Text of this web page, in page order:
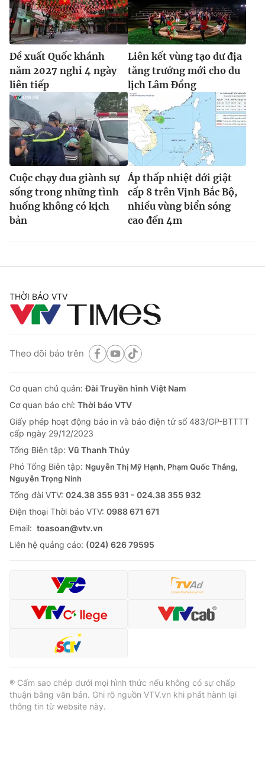
Đề xuất Quốc khánh
năm 2027 nghỉ 4 ngày
liên tiếp
Liên kết vùng tạo dư địa
tăng trưởng mới cho du
lịch Lâm Đồng
Cuộc chạy đua giành sự
sống trong những tình
huống không có kịch
bản
Áp thấp nhiệt đới giật
cấp 8 trên Vịnh Bắc Bộ,
nhiều vùng biển sóng
cao đến 4m
THỜI BÁO VTV
Theo dõi báo trên
Cơ quan chủ quản:Đài Truyền hình Việt Nam
Cơ quan báo chí: Thời báo VTV
Giấy phép hoạt động báo in và báo điện tử số 483/GP-BTTTT
cấp ngày 29/12/2023
Tổng Biên tập: Vũ Thanh Thủy
Phó Tổng Biên tập: Nguyễn Thị Mỹ Hạnh, Phạm Quốc Thắng,
Nguyễn Trọng Ninh
Tổng đài VTV: 024.38 355 931 - 024.38 355 932
Ðiện thoại Thời báo VTV: 0988 671 671
Email: toasoan@vtv.vn
Liên hệ quảng cáo: (024) 626 79595
® Cấm sao chép dưới mọi hình thức nếu không có sự chấp
thuận bằng văn bản. Ghi rõ nguồn VTV.vn khi phát hành lại
thông tin từ website này.